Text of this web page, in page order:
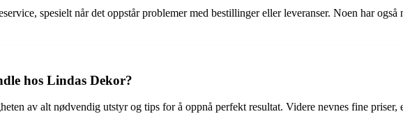
spesielt når det oppstår problemer med bestillinger eller leveranser. Noen har også
hos Lindas Dekor?
av alt nødvendig utstyr og tips for å oppnå perfekt resultat. Videre nevnes fine